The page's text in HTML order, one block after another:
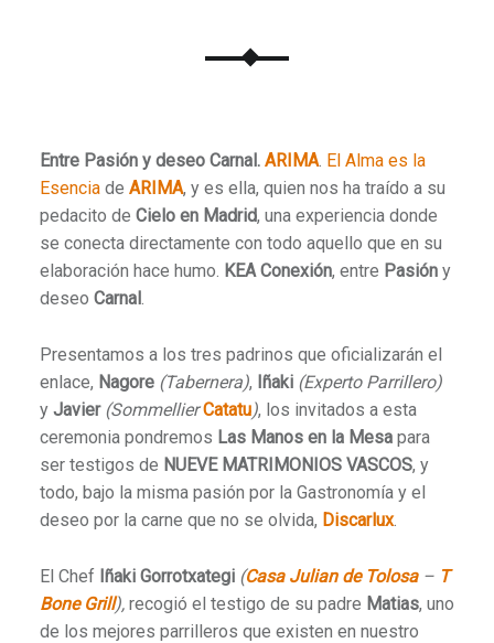
Entre Pasión y deseo Carnal. ARIMA. El Alma es la
Esenciade ARIMA, y es ella, quien nos ha traído a su
pedacito de Cielo en Madrid, una experiencia donde
se conecta directamente con todo aquello que en su
elaboración hace humo. KEA Conexión, entre Pasióny
deseo Carnal.
Presentamos a los tres padrinos que oficializarán el
enlace, Nagore (Tabernera), Iñaki (Experto Parrillero)
y Javier (SommellierCatatu), los invitados a esta
ceremonia pondremos Las Manos en la Mesapara
ser testigos de NUEVE MATRIMONIOS VASCOS, y
todo, bajo la misma pasión por la Gastronomía y el
deseo por la carne que no se olvida, Discarlux.
El Chef Iñaki Gorrotxategi(Casa Julian de Tolosa– T
Bone Grill), recogió el testigo de su padre Matias, uno
de los mejores parrilleros que existen en nuestro